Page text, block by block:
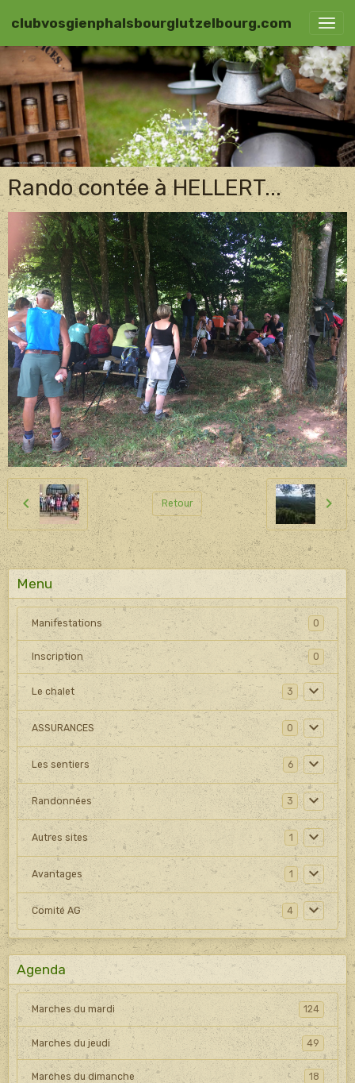
clubvosgienphalsbourglutzelbourg.com
Rando contée à HELLERT...
Retour
Menu
Manifestations 0
Inscription 0
Le chalet 3
ASSURANCES 0
Les sentiers 6
Randonnées 3
Autres sites 1
Avantages 1
Comité AG 4
Agenda
Marches du mardi 124
Marches du jeudi 49
Marches du dimanche 18